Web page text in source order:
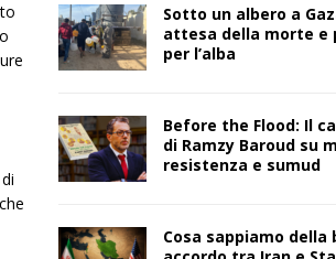
Sotto un albero a
attesa della morte e
per l’alba
Before the Flood: Il
di Ramzy Baroud su
resistenza e sumud
Cosa sappiamo della